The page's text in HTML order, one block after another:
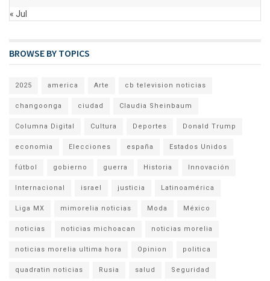
« Jul
BROWSE BY TOPICS
2025 america Arte cb television noticias
changoonga ciudad Claudia Sheinbaum
Columna Digital Cultura Deportes Donald Trump
economia Elecciones españa Estados Unidos
fútbol gobierno guerra Historia Innovación
Internacional israel justicia Latinoamérica
Liga MX mimorelia noticias Moda México
noticias noticias michoacan noticias morelia
noticias morelia ultima hora Opinion politica
quadratin noticias Rusia salud Seguridad